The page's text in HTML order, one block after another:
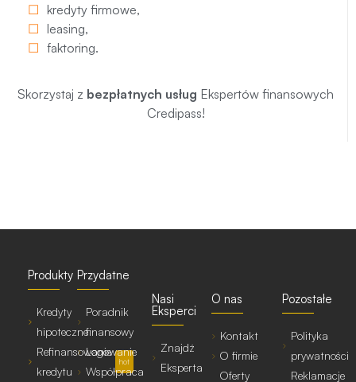
kredyty firmowe,
leasing,
faktoring.
Skorzystaj z bezpłatnych usług Ekspertów finansowych
Credipass!
Produkty
Kredyty
hipoteczne
Refinansowanie
kredytu
hot
Przydatne
Poradnik
finansowy
Logowanie
Współpraca
Nasi
Eksperci
Znajdź
Eksperta
O nas
Kontakt
O firmie
Oferty
Pozostałe
Polityka
prywatności
Reklamacje